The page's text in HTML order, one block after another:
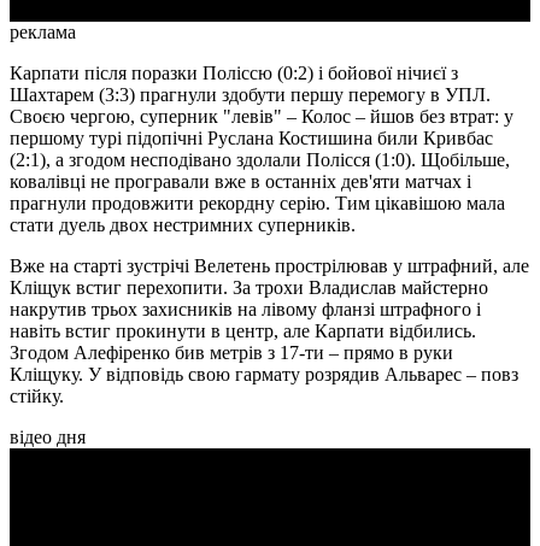
реклама
Карпати після поразки Поліссю (0:2) і бойової нічиєї з
Шахтарем (3:3) прагнули здобути першу перемогу в УПЛ.
Своєю чергою, суперник "левів" – Колос – йшов без втрат: у
першому турі підопічні Руслана Костишина били Кривбас
(2:1), а згодом несподівано здолали Полісся (1:0). Щобільше,
ковалівці не програвали вже в останніх дев'яти матчах і
прагнули продовжити рекордну серію. Тим цікавішою мала
стати дуель двох нестримних суперників.
Вже на старті зустрічі Велетень прострілював у штрафний, але
Кліщук встиг перехопити. За трохи Владислав майстерно
накрутив трьох захисників на лівому фланзі штрафного і
навіть встиг прокинути в центр, але Карпати відбились.
Згодом Алефіренко бив метрів з 17-ти – прямо в руки
Кліщуку. У відповідь свою гармату розрядив Альварес – повз
стійку.
відео дня